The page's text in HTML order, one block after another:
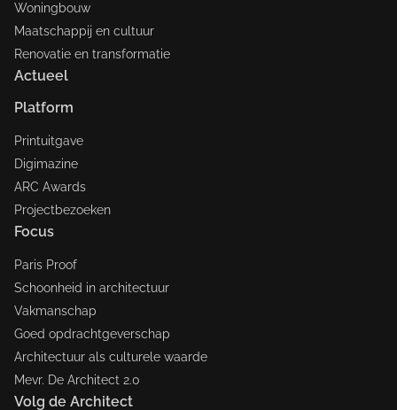
Woningbouw
Maatschappij en cultuur
Renovatie en transformatie
Actueel
Platform
Printuitgave
Digimazine
ARC Awards
Projectbezoeken
Focus
Paris Proof
Schoonheid in architectuur
Vakmanschap
Goed opdrachtgeverschap
Architectuur als culturele waarde
Mevr. De Architect 2.0
Volg de Architect